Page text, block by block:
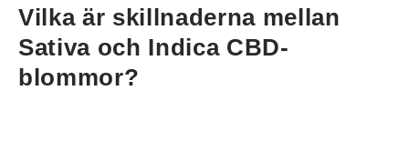
Vilka är skillnaderna mellan
Sativa och Indica CBD-
blommor?